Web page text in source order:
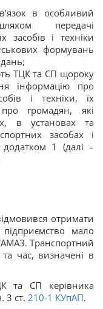
в особливий
передачі
засобів і техніки
формувань
ТЦК та СП щороку
інформацію про
і техніки, їх
громадян, які
в установах та
засобах і
1 (далі –
отримати
мало
Транспортний
час, визначені в
та СП керівника
3 ст. 210-1 КУпАП.